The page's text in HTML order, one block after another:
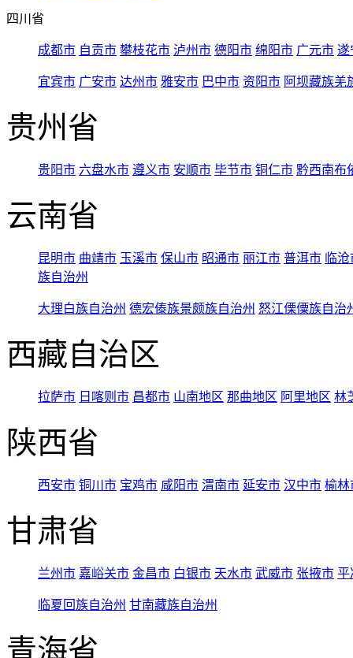
四川省
成都市 自贡市 攀枝花市 泸州市 德阳市 绵阳市 广元市 遂
宜宾市 广安市 达州市 雅安市 巴中市 资阳市 阿坝藏族羌
贵州省
贵阳市 六盘水市 遵义市 安顺市 毕节市 铜仁市 黔西南布
云南省
昆明市 曲靖市 玉溪市 保山市 昭通市 丽江市 普洱市 临
族自治州
大理白族自治州 德宏傣族景颇族自治州 怒江傈僳族自治
西藏自治区
拉萨市 日喀则市 昌都市 山南地区 那曲地区 阿里地区 林
陕西省
西安市 铜川市 宝鸡市 咸阳市 渭南市 延安市 汉中市 榆林
甘肃省
兰州市 嘉峪关市 金昌市 白银市 天水市 武威市 张掖市 平
临夏回族自治州 甘南藏族自治州
青海省